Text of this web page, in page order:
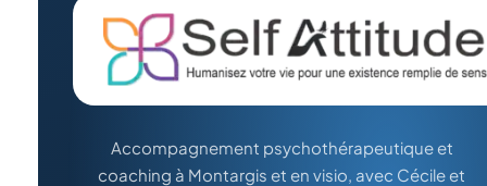
Accompagnement psychothérapeutique et
coaching à Montargis et en visio, avec Cécile et